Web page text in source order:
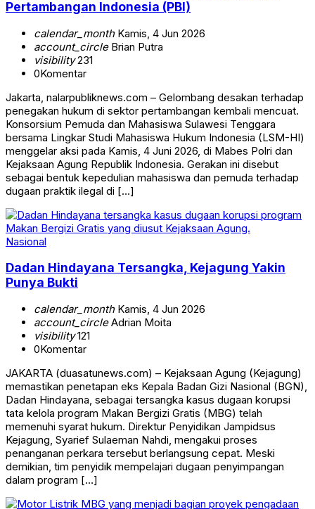
Pertambangan Indonesia (PBI)
calendar_monthKamis, 4 Jun 2026
account_circleBrian Putra
visibility231
0Komentar
Jakarta, nalarpubliknews.com – Gelombang desakan terhadap
penegakan hukum di sektor pertambangan kembali mencuat.
Konsorsium Pemuda dan Mahasiswa Sulawesi Tenggara
bersama Lingkar Studi Mahasiswa Hukum Indonesia (LSM-HI)
menggelar aksi pada Kamis, 4 Juni 2026, di Mabes Polri dan
Kejaksaan Agung Republik Indonesia. Gerakan ini disebut
sebagai bentuk kepedulian mahasiswa dan pemuda terhadap
dugaan praktik ilegal di […]
Nasional
Dadan Hindayana Tersangka, Kejagung Yakin
Punya Bukti
calendar_monthKamis, 4 Jun 2026
account_circleAdrian Moita
visibility121
0Komentar
JAKARTA (duasatunews.com) – Kejaksaan Agung (Kejagung)
memastikan penetapan eks Kepala Badan Gizi Nasional (BGN),
Dadan Hindayana, sebagai tersangka kasus dugaan korupsi
tata kelola program Makan Bergizi Gratis (MBG) telah
memenuhi syarat hukum. Direktur Penyidikan Jampidsus
Kejagung, Syarief Sulaeman Nahdi, mengakui proses
penanganan perkara tersebut berlangsung cepat. Meski
demikian, tim penyidik mempelajari dugaan penyimpangan
dalam program […]